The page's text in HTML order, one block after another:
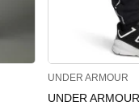
UNDER ARMOUR
UNDER